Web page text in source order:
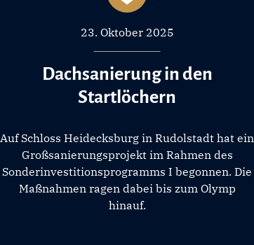
23. Oktober 2025
Dachsanierung in den
Startlöchern
Auf Schloss Heidecksburg in Rudolstadt hat ein
Großsanierungsprojekt im Rahmen des
Sonderinvestitionsprogramms I begonnen. Die
Maßnahmen ragen dabei bis zum Olymp
hinauf.